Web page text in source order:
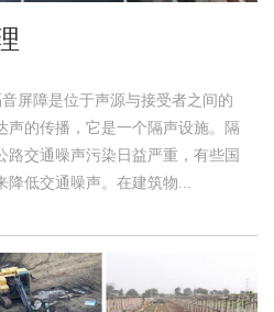
屏障是位于声源与接受者之间的
声的传播，它是一个隔声设施。隔
路交通噪声污染日益严重，有些国
低交通噪声。在建筑物...